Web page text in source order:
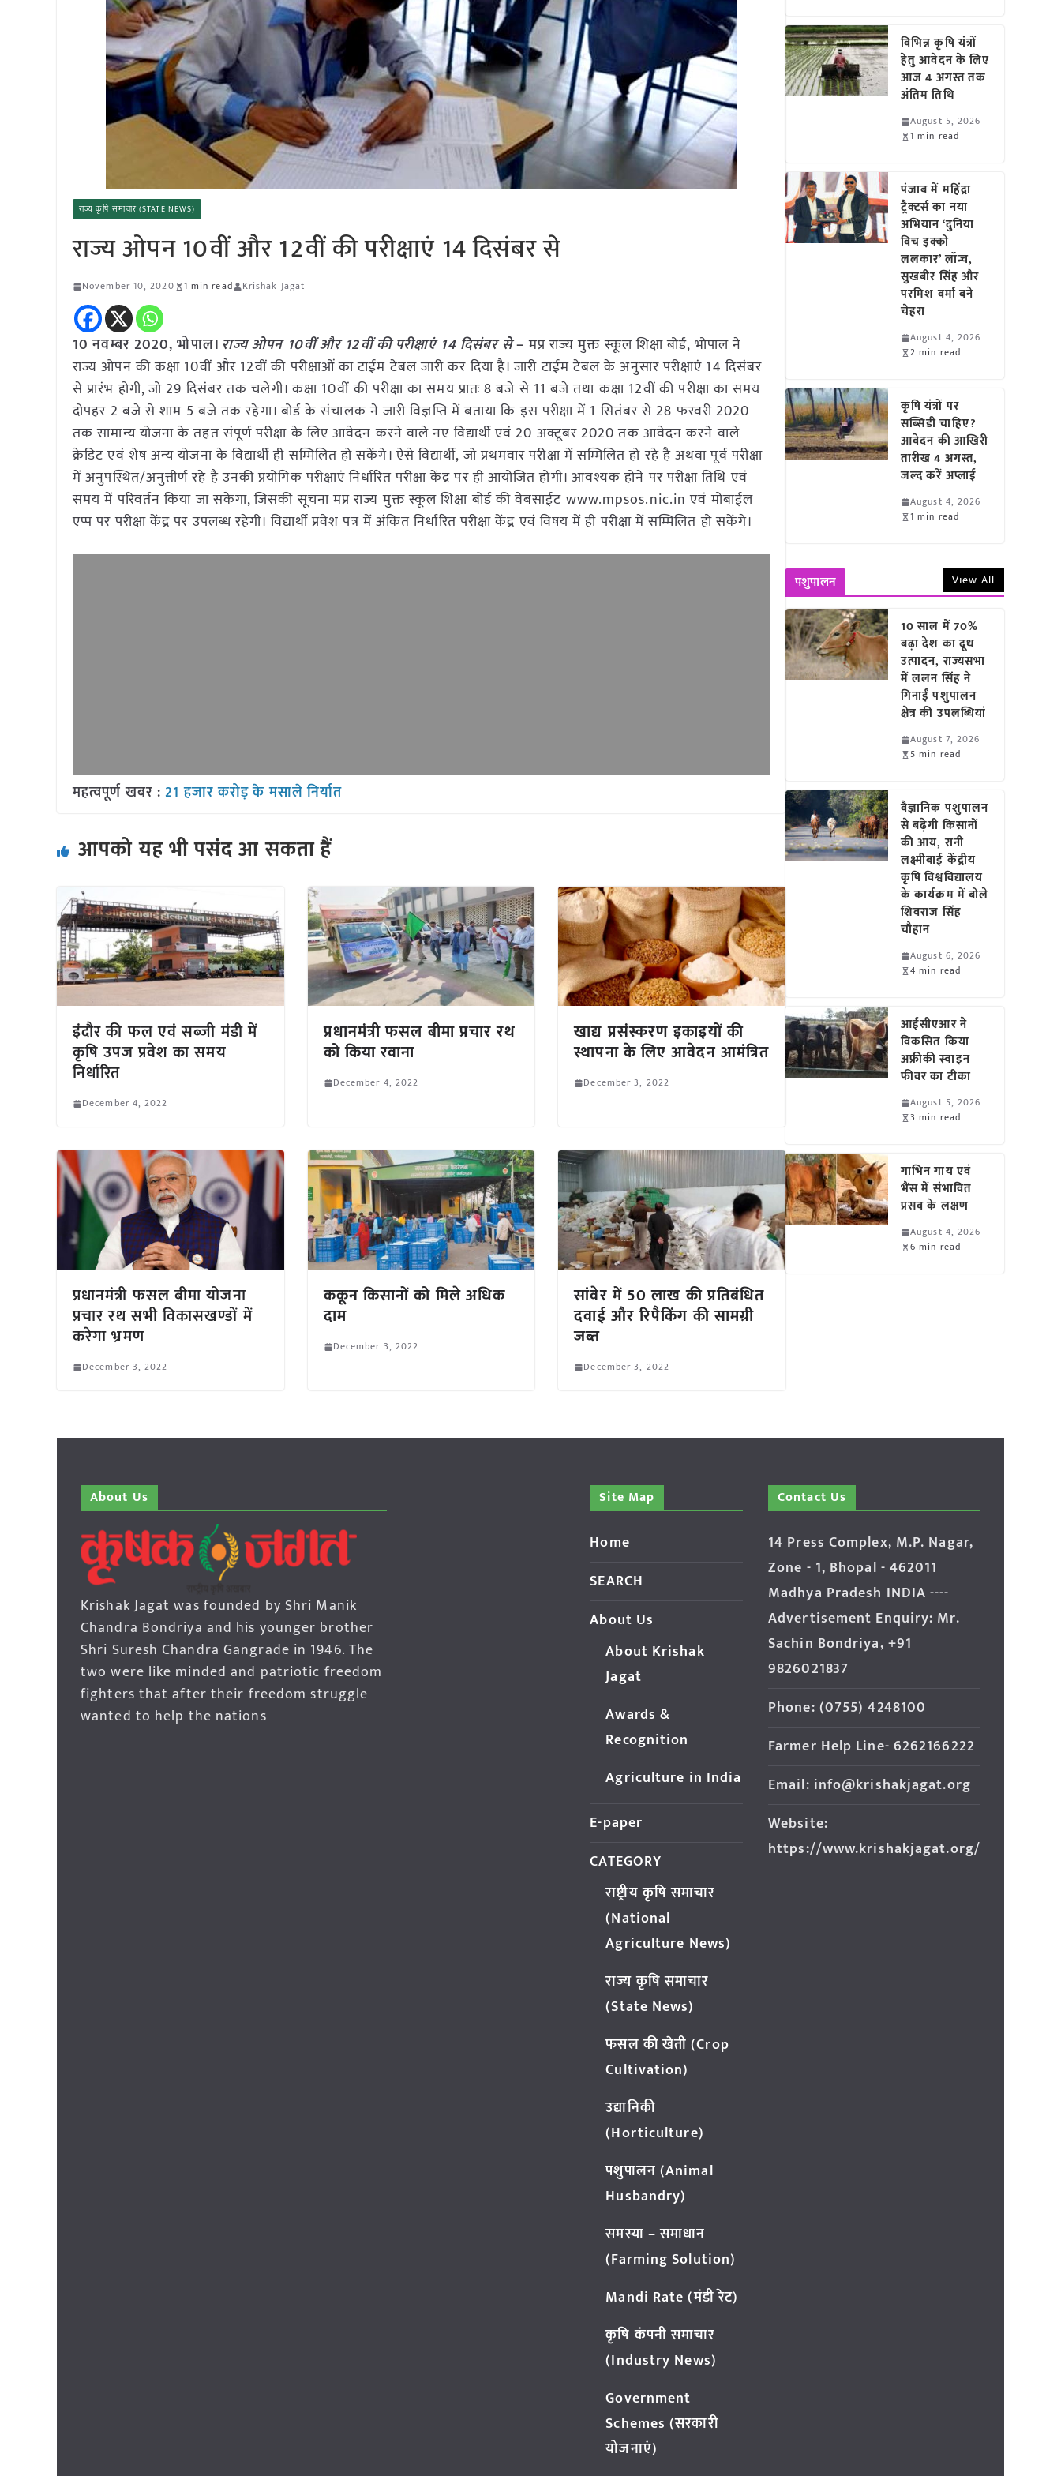
राज्य कृषि समाचार (STATE NEWS)
राज्य ओपन 10वीं और 12वीं की परीक्षाएं 14 दिसंबर से
November 10, 2020 1 min read Krishak Jagat
10 नवम्बर 2020, भोपाल। राज्य ओपन 10वीं और 12वीं की परीक्षाएं 14 दिसंबर से– मप्र राज्य मुक्त स्कूल शिक्षा बोर्ड, भोपाल ने
राज्य ओपन की कक्षा 10वीं और 12वीं की परीक्षाओं का टाईम टेबल जारी कर दिया है। जारी टाईम टेबल के अनुसार परीक्षाएं 14 दिसंबर
से प्रारंभ होगी, जो 29 दिसंबर तक चलेगी। कक्षा 10वीं की परीक्षा का समय प्रातः 8 बजे से 11 बजे तथा कक्षा 12वीं की परीक्षा का समय
दोपहर 2 बजे से शाम 5 बजे तक रहेगा। बोर्ड के संचालक ने जारी विज्ञप्ति में बताया कि इस परीक्षा में 1 सितंबर से 28 फरवरी 2020
तक सामान्य योजना के तहत संपूर्ण परीक्षा के लिए आवेदन करने वाले नए विद्यार्थी एवं 20 अक्टूबर 2020 तक आवेदन करने वाले
क्रेडिट एवं शेष अन्य योजना के विद्यार्थी ही सम्मिलित हो सकेंगे। ऐसे विद्यार्थी, जो प्रथमवार परीक्षा में सम्मिलित हो रहे है अथवा पूर्व परीक्षा
में अनुपस्थित/अनुत्तीर्ण रहे है उनकी प्रयोगिक परीक्षाएं निर्धारित परीक्षा केंद्र पर ही आयोजित होगी। आवश्यक होने पर परीक्षा तिथि एवं
समय में परिवर्तन किया जा सकेगा, जिसकी सूचना मप्र राज्य मुक्त स्कूल शिक्षा बोर्ड की वेबसाईट www.mpsos.nic.in एवं मोबाईल
एप्प पर परीक्षा केंद्र पर उपलब्ध रहेगी। विद्यार्थी प्रवेश पत्र में अंकित निर्धारित परीक्षा केंद्र एवं विषय में ही परीक्षा में सम्मिलित हो सकेंगे।
महत्वपूर्ण खबर :21 हजार करोड़ के मसाले निर्यात
आपको यह भी पसंद आ सकता हैं
इंदौर की फल एवं सब्जी मंडी में
कृषि उपज प्रवेश का समय
निर्धारित
December 4, 2022
प्रधानमंत्री फसल बीमा प्रचार रथ
को किया रवाना
December 4, 2022
खाद्य प्रसंस्करण इकाइयों की
स्थापना के लिए आवेदन आमंत्रित
December 3, 2022
प्रधानमंत्री फसल बीमा योजना
प्रचार रथ सभी विकासखण्डों में
करेगा भ्रमण
December 3, 2022
ककून किसानों को मिले अधिक
दाम
December 3, 2022
सांवेर में 50 लाख की प्रतिबंधित
दवाई और रिपैकिंग की सामग्री
जब्त
December 3, 2022
विभिन्न कृषि यंत्रों
हेतु आवेदन के लिए
आज 4 अगस्त तक
अंतिम तिथि
August 5, 2026
1 min read
पंजाब में महिंद्रा
ट्रैक्टर्स का नया
अभियान ‘दुनिया
विच इक्को
ललकार’ लॉन्च,
सुखबीर सिंह और
परमिश वर्मा बने
चेहरा
August 4, 2026
2 min read
कृषि यंत्रों पर
सब्सिडी चाहिए?
आवेदन की आखिरी
तारीख 4 अगस्त,
जल्द करें अप्लाई
August 4, 2026
1 min read
पशुपालन View All
10 साल में 70%
बढ़ा देश का दूध
उत्पादन, राज्यसभा
में ललन सिंह ने
गिनाईं पशुपालन
क्षेत्र की उपलब्धियां
August 7, 2026
5 min read
वैज्ञानिक पशुपालन
से बढ़ेगी किसानों
की आय, रानी
लक्ष्मीबाई केंद्रीय
कृषि विश्वविद्यालय
के कार्यक्रम में बोले
शिवराज सिंह
चौहान
August 6, 2026
4 min read
आईसीएआर ने
विकसित किया
अफ्रीकी स्वाइन
फीवर का टीका
August 5, 2026
3 min read
गाभिन गाय एवं
भैंस में संभावित
प्रसव के लक्षण
August 4, 2026
6 min read
About Us
Krishak Jagat was founded by Shri Manik
Chandra Bondriya and his younger brother
Shri Suresh Chandra Gangrade in 1946. The
two were like minded and patriotic freedom
fighters that after their freedom struggle
wanted to help the nations
Site Map
Home
SEARCH
About Us
About Krishak
Jagat
Awards &
Recognition
Agriculture in India
E-paper
CATEGORY
राष्ट्रीय कृषि समाचार
(National
Agriculture News)
राज्य कृषि समाचार
(State News)
फसल की खेती (Crop
Cultivation)
उद्यानिकी
(Horticulture)
पशुपालन (Animal
Husbandry)
समस्या – समाधान
(Farming Solution)
Mandi Rate (मंडी रेट)
कृषि कंपनी समाचार
(Industry News)
Government
Schemes (सरकारी
योजनाएं)
Contact Us
14 Press Complex, M.P. Nagar,
Zone - 1, Bhopal - 462011
Madhya Pradesh INDIA ----
Advertisement Enquiry: Mr.
Sachin Bondriya, +91
9826021837
Phone: (0755) 4248100
Farmer Help Line- 6262166222
Email: info@krishakjagat.org
Website:
https://www.krishakjagat.org/